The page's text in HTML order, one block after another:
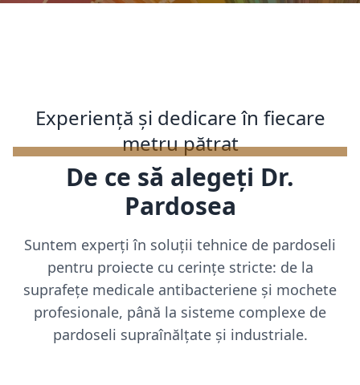
Experiență și dedicare în fiecare
metru pătrat
De ce să alegeți Dr.
Pardosea
Suntem experți în soluții tehnice de pardoseli
pentru proiecte cu cerințe stricte: de la
suprafețe medicale antibacteriene și mochete
profesionale, până la sisteme complexe de
pardoseli supraînălțate și industriale.